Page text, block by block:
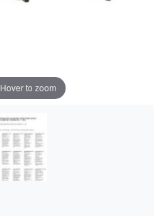
Hover to zoom